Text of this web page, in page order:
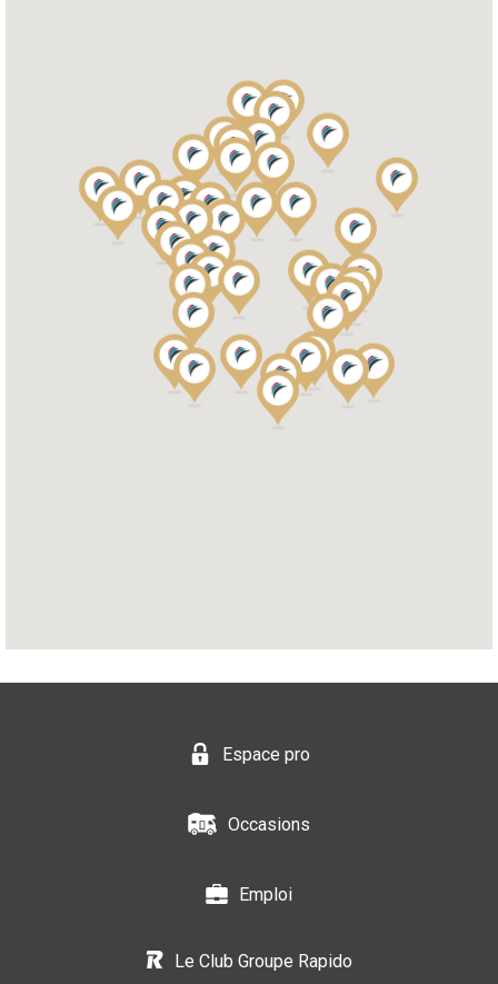
Espace pro
Occasions
Emploi
Le Club Groupe Rapido